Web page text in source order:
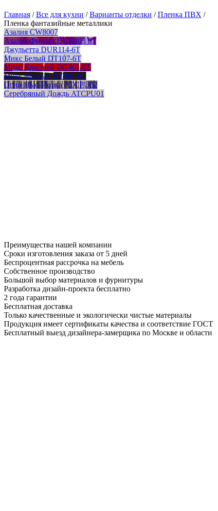
Главная /Все для кухни /Варианты отделки /Пленка ПВХ /
Пленка фантазийные металлики
Азалия CW8007
Азалия Фиолет DUR403 6T
Джульетта DUR114-6T
Микс Белый DT107-6T
Микс Красный DG401-6T
Микс Черный DT087-6T
Огни Нью-Йорка ATCPU02
Серебряный Дождь ATCPU01
Преимущества нашей компании
Сроки изготовления заказа от 5 дней
Беспроцентная рассрочка на мебель
Собственное производство
Большой выбор материалов и фурнитуры
Разработка дизайн-проекта бесплатно
2 года гарантии
Бесплатная доставка
Только качественные и экологически чистые материалы
Продукция имеет сертификаты качества и соответствие ГОСТ
Бесплатный выезд дизайнера-замерщика по Москве и области